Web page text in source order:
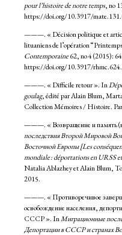
pour l’histoire de notre temps, no
https://doi.org/10.3917/
———. « Décision politique et
lituaniens de l’opération
Contemporaine62, no 4 (2015):
https://doi.org/10.3917/
———. « Difficile retour ». In
goulag, édité par Alain Blum,
Collection Mémoires / Histoire.
———. « Возвращение и память
последствия Второй Мировой
Восточной Европы [Les
mondiale : déportations en URSS
Natalia Ablazhey et Alain Blum,
2015.
———. « Противоречивое
освобождение населения,
СССР ». InМиграционные
Депортации в СССР и странах